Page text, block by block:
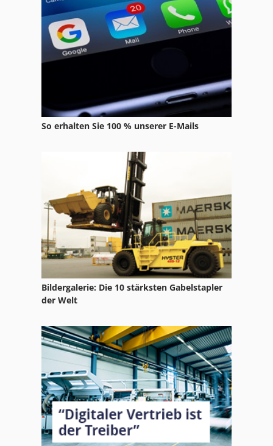
Elu Ds 140
Elu Mff 80
Elu Mgs 72
Elu Mkf 67
Elu Ps 174
Elu Schlagbohrmaschine
Elu Sägen
Elu Tgs
Elu Tgs 172
Elu Tgs 173
Elu Tgs 273
Elu Tgs 71
So erhalten Sie 100 % unserer E-Mails
Bildergalerie: Die 10 stärksten Gabelstapler
der Welt